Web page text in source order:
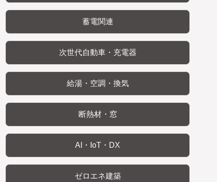
蓄電関連
次世代自動車・充電器
給湯・空調・換気
断熱材・窓
AI・IoT・DX
ゼロエネ建築